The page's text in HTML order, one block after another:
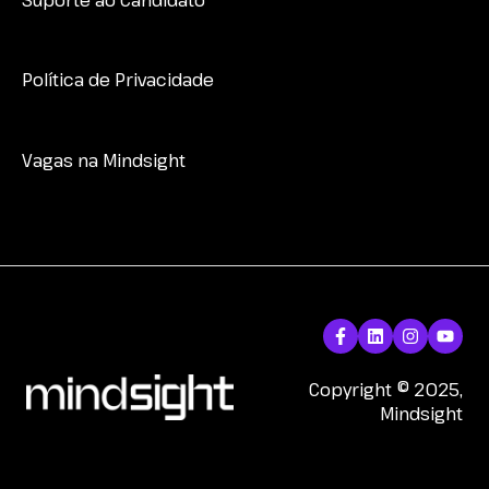
LEITURA DE RESULTADO
INTEGRAÇÕES - GUPY
INTEGRAÇÕES - KENOBY
Política de Privacidade
Vagas na Mindsight
Copyright © 2025,
Mindsight